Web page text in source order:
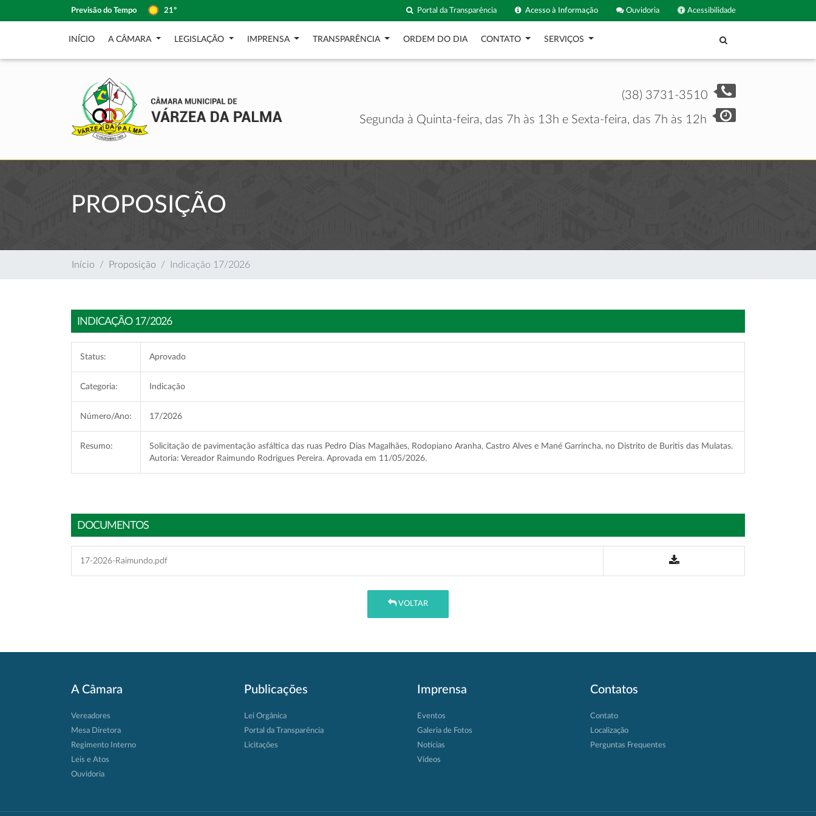
Previsão do Tempo 21º Acessibilidade
Ouvidoria
Acesso à Informação
Portal da Transparência
INÍCIO A CÂMARA LEGISLAÇÃO IMPRENSA TRANSPARÊNCIA ORDEM DO DIA CONTATO SERVIÇOS
(38) 3731-3510
Segunda à Quinta-feira, das 7h às 13h e Sexta-feira, das 7h às 12h
PROPOSIÇÃO
Início Proposição Indicação 17/2026
INDICAÇÃO 17/2026
Status: Aprovado
Categoria: Indicação
Número/Ano: 17/2026
Resumo:
Solicitação de pavimentação asfáltica das ruas Pedro Dias Magalhães, Rodopiano Aranha, Castro Alves e Mané Garrincha, no Distrito de Buritis das Mulatas.
Autoria: Vereador Raimundo Rodrigues Pereira. Aprovada em 11/05/2026.
DOCUMENTOS
17-2026-Raimundo.pdf
VOLTAR
A Câmara
Vereadores
Mesa Diretora
Regimento Interno
Leis e Atos
Ouvidoria
Publicações
Lei Orgânica
Portal da Transparência
Licitações
Imprensa
Eventos
Galeria de Fotos
Notícias
Vídeos
Contatos
Contato
Localização
Perguntas Frequentes